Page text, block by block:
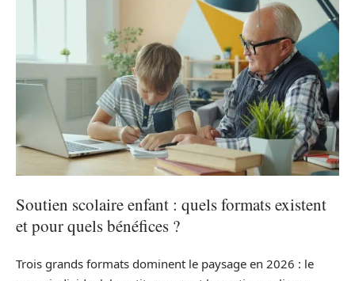
Soutien scolaire enfant : quels formats existent
et pour quels bénéfices ?
Trois grands formats dominent le paysage en 2026 : le